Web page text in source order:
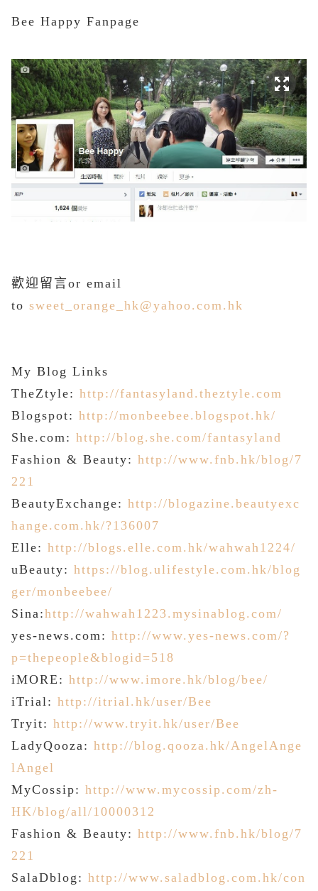
Bee Happy Fanpage
歡迎留言or email
to sweet_orange_hk@yahoo.com.hk
My Blog Links
TheZtyle: http://fantasyland.theztyle.com
Blogspot: http://monbeebee.blogspot.hk/
She.com: http://blog.she.com/fantasyland
Fashion & Beauty: http://www.fnb.hk/blog/7
221
BeautyExchange: http://blogazine.beautyexc
hange.com.hk/?136007
Elle: http://blogs.elle.com.hk/wahwah1224/
uBeauty: https://blog.ulifestyle.com.hk/blog
ger/monbeebee/
Sina:http://wahwah1223.mysinablog.com/
yes-news.com: http://www.yes-news.com/?
p=thepeople&blogid=518
iMORE: http://www.imore.hk/blog/bee/
iTrial: http://itrial.hk/user/Bee
Tryit: http://www.tryit.hk/user/Bee
LadyQooza: http://blog.qooza.hk/AngelAnge
lAngel
MyCossip: http://www.mycossip.com/zh-
HK/blog/all/10000312
Fashion & Beauty: http://www.fnb.hk/blog/7
221
SalaDblog: http://www.saladblog.com.hk/con